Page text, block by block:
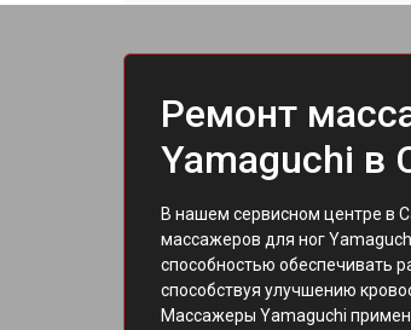
Ремонт
Yamaguchi в
В нашем сервисном центре в
массажеров для ног
способностью обеспечивать
способствуя улучшению
Массажеры Yamaguchi